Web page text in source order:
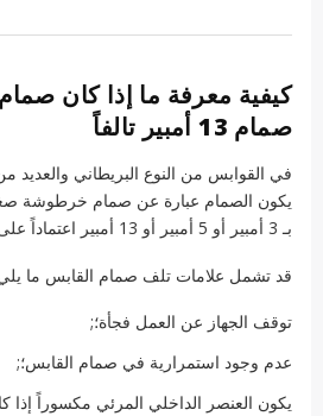
كيفية معرفة ما إذا كان
صمام 13 أمبير تالفاً
في القوابس من النوع البريطاني والعديد
يكون الصمام عبارة عن صمام خرطوشة
بـ 3 أمبير أو 5 أمبير أو 13 أمبير اعتماداً على الجهاز ومعيار القابس.
قد تشمل علامات تلف صمام القابس ما
توقف الجهاز عن العمل فجأة؛;
عدم وجود استمرارية في صمام القابس؛;
يكون العنصر الداخلي المرئي مكسوراً